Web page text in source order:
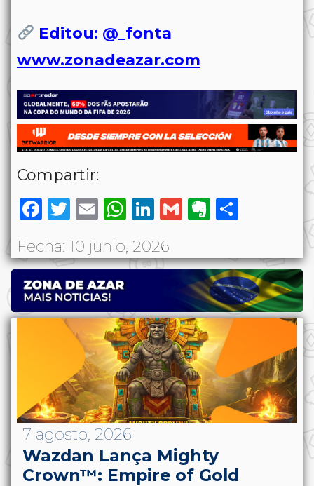
Editou: @_fonta
www.zonadeazar.com
Compartir:
Facebook
Twitter
EmailWhatsApp
LinkedIn
GmailEvernote
Fecha: 10 junio, 2026
7 agosto, 2026
Wazdan Lança Mighty
Crown™: Empire of Gold